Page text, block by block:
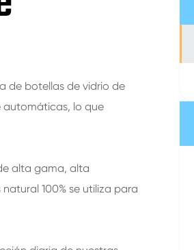
de botellas de vidrio de
automáticas, lo que
alta gama, alta
100% se utiliza para